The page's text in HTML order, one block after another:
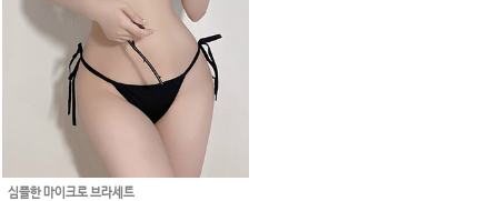
심플한 마이크로 브라세트